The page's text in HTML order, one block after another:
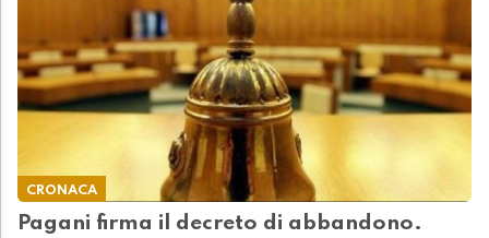
CRONACA
Pagani firma il decreto di abbandono.